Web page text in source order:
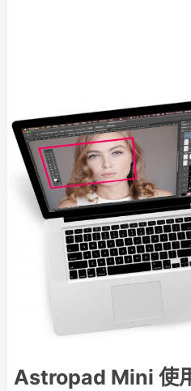
Astropad Mini 使